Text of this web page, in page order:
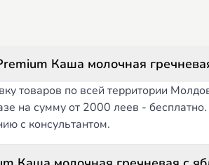
Каша молочная
товаров по всей территории
на сумму от 2000 леев -
с консультантом.